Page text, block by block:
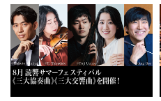
8月 読響サマーフェスティバル
《三大協奏曲》《三大交響曲》を開催！